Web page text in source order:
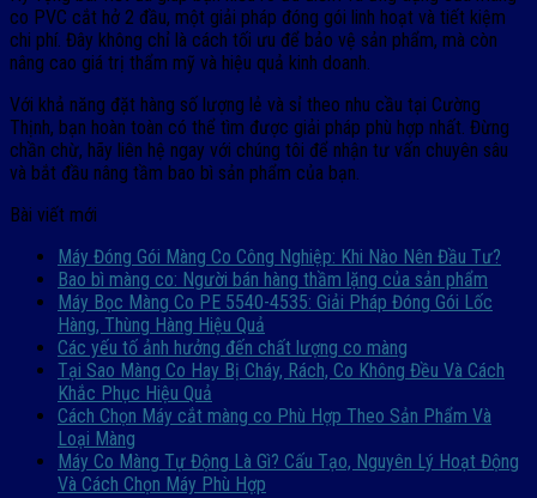
co PVC cắt hở 2 đầu, một giải pháp đóng gói linh hoạt và tiết kiệm
chi phí. Đây không chỉ là cách tối ưu để bảo vệ sản phẩm, mà còn
nâng cao giá trị thẩm mỹ và hiệu quả kinh doanh.
Với khả năng đặt hàng số lượng lẻ và sỉ theo nhu cầu tại Cường
Thịnh, bạn hoàn toàn có thể tìm được giải pháp phù hợp nhất. Đừng
chần chừ, hãy liên hệ ngay với chúng tôi để nhận tư vấn chuyên sâu
và bắt đầu nâng tầm bao bì sản phẩm của bạn.
Bài viết mới
Máy Đóng Gói Màng Co Công Nghiệp: Khi Nào Nên Đầu Tư?
Bao bì màng co: Người bán hàng thầm lặng của sản phẩm
Máy Bọc Màng Co PE 5540-4535: Giải Pháp Đóng Gói Lốc
Hàng, Thùng Hàng Hiệu Quả
Các yếu tố ảnh hưởng đến chất lượng co màng
Tại Sao Màng Co Hay Bị Cháy, Rách, Co Không Đều Và Cách
Khắc Phục Hiệu Quả
Cách Chọn Máy cắt màng co Phù Hợp Theo Sản Phẩm Và
Loại Màng
Máy Co Màng Tự Động Là Gì? Cấu Tạo, Nguyên Lý Hoạt Động
Và Cách Chọn Máy Phù Hợp